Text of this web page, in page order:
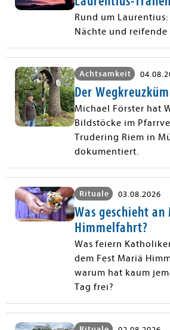
Rund um
Nächte und
Achtsamkeit
Der
Michael Förster hat
Bildstöcke im
Trudering Riem in
dokumentiert.
Rituale 03.08.2026
Was geschieht an
Himmelfahrt?
Was feiern
dem Fest Mariä
warum hat kaum
Tag frei?